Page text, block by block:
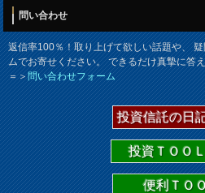
問い合わせ
返信率100％！取り上げて欲しい話題や、
ムでお寄せください。 できるだけ真摯に答
＝＞問い合わせフォーム
投資信託の日
投資ＴＯＯ
便利ＴＯ